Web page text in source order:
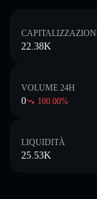
22.38K
VOLUME 24H
0 100.00%
LIQUIDITÀ
25.53K